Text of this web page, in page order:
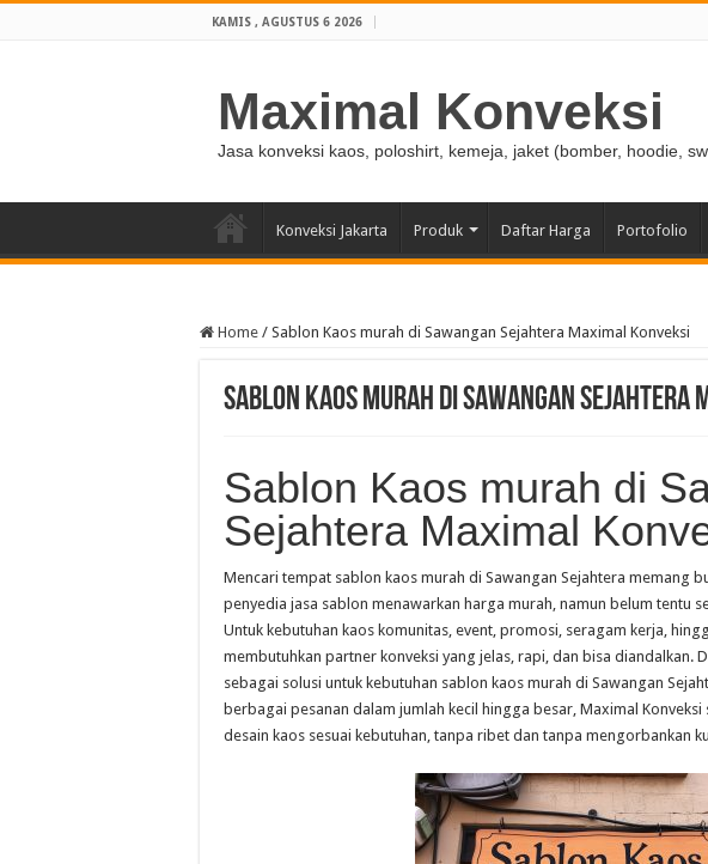
KAMIS , AGUSTUS 6 2026
Maximal Konveksi
Jasa konveksi kaos, poloshirt, kemeja, jaket (bomber, hoodie,
Konveksi Jakarta Produk Daftar Harga Portofolio
Home / Sablon Kaos murah di Sawangan Sejahtera Maximal Konveksi
Sablon Kaos murah di Sawangan Sejahtera
Sablon Kaos murah di
Sejahtera Maximal
Mencari tempat sablon kaos murah di Sawangan Sejahtera memang
penyedia jasa sablon menawarkan harga murah, namun belum tentu
Untuk kebutuhan kaos komunitas, event, promosi, seragam kerja,
membutuhkan partner konveksi yang jelas, rapi, dan bisa diandalkan.
sebagai solusi untuk kebutuhan sablon kaos murah di Sawangan
berbagai pesanan dalam jumlah kecil hingga besar, Maximal
desain kaos sesuai kebutuhan, tanpa ribet dan tanpa mengorbankan